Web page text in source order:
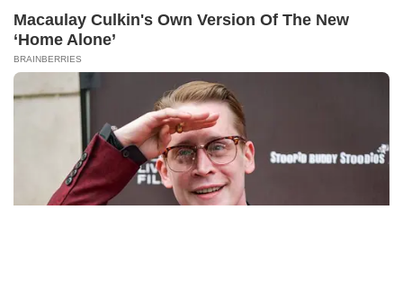
Kabarbaru.co menyajikan berita aktual dan
Follow Kabarbaru